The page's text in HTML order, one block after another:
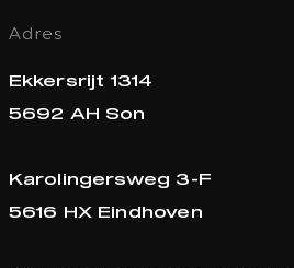
Adres
Ekkersrijt 1314
5692 AH Son
Karolingersweg 3-F
5616 HX Eindhoven